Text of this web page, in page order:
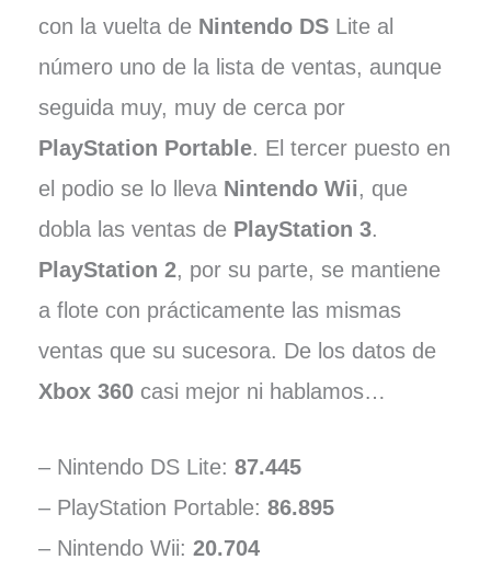
con la vuelta de Nintendo DSLite al
número uno de la lista de ventas, aunque
seguida muy, muy de cerca por
PlayStation Portable. El tercer puesto en
el podio se lo lleva Nintendo Wii, que
dobla las ventas de PlayStation 3.
PlayStation 2, por su parte, se mantiene
a flote con prácticamente las mismas
ventas que su sucesora. De los datos de
Xbox 360casi mejor ni hablamos…
– Nintendo DS Lite: 87.445
– PlayStation Portable: 86.895
– Nintendo Wii: 20.704